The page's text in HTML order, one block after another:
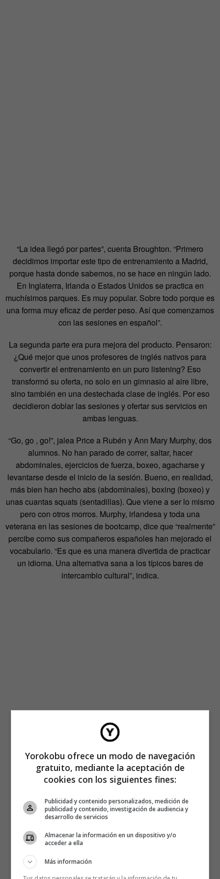
“La idea llegó por partes”, cuenta Broughton. “Primero
decidimos importar este tipo de entrenamiento a Madrid,
porque hasta donde sabemos, no se hace en ningún lado.
En Inglaterra, Irlanda o Estados Unidos se practica en
muchísimos parques. Es muy popular. Sobre todo porque es
una forma muy eficaz de perder peso. Así que comenzamos
con las sesiones en español”.
La segunda parte era pura mejora del producto. Pensaron:
¿Qué mejor que unos profesores de inglés nativos para
convertir el entrenamiento en un puro listening? Eso
transformó su oferta, no solo en un gimnasio al aire libre,
sino también en una destechada clase de inglés. Por eso
decidieron doblar las sesiones y ofertar sus servicios en
ambas lenguas.
“Go, go , go!”, jalea Price a Rubén y Ann Mary Murphy, dos
alumnos. No han parado de correr, saltar, hacer
abdominales, ejercicios de fuerza, boxeo, agacharse y
levantarse desde el inicio de la sesión. Bueno, en realidad,
más bien han hecho abs (abdominales), boxing (boxeo) y
unas cuantas squats (sentadillas). Que viene a ser lo mismo
pero con otros morros. Murphy, irlandesa y toda una
veterana en las sesiones de bootcamp, dice que “realmente”
percibe como sus compañeros españoles han mejorado el
vocabulario. “Es que es una manera divertida de practicar
un idioma. Una alternativa sana a los típicos bares de
intercambio cultural”, indica.
Yorokobu ofrece un modo de navegación
gratuito, mediante la aceptación de
cookies con los siguientes fines:
Publicidad y contenido personalizados, medición de
publicidad y contenido, investigación de audiencia y
desarrollo de servicios
Almacenar la información en un dispositivo y/o
acceder a ella
Más información